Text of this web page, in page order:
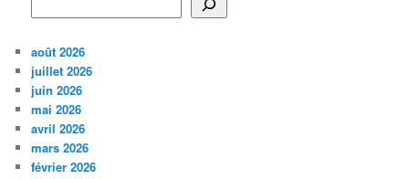
août 2026
juillet 2026
juin 2026
mai 2026
avril 2026
mars 2026
février 2026